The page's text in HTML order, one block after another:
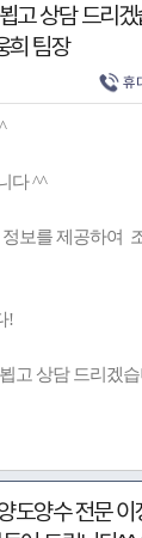
고 상담 드리
팀장
휴
다 ^^
보를 제공하여
!
고 상담 드리겠
도양수 전문 이